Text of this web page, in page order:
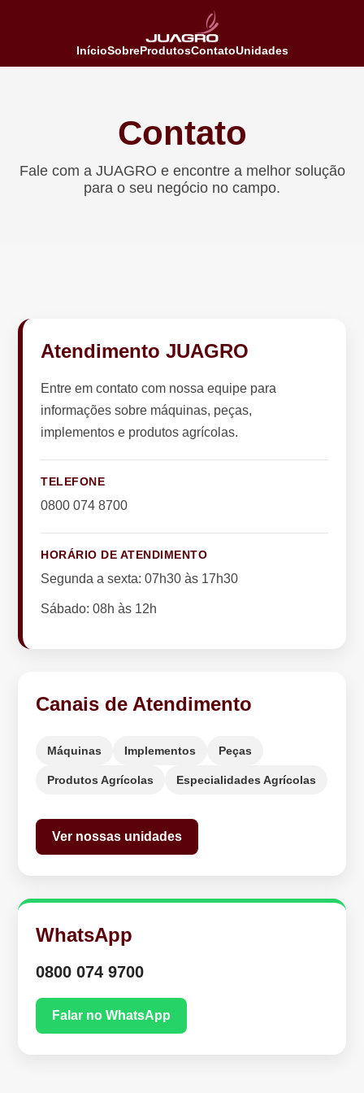
InícioSobreProdutosContatoUnidades
Contato
Fale com a JUAGRO e encontre a melhor solução
para o seu negócio no campo.
Atendimento JUAGRO
Entre em contato com nossa equipe para
informações sobre máquinas, peças,
implementos e produtos agrícolas.
TELEFONE
0800 074 8700
HORÁRIO DE ATENDIMENTO
Segunda a sexta: 07h30 às 17h30
Sábado: 08h às 12h
Canais de Atendimento
Máquinas Implementos Peças
Produtos Agrícolas Especialidades Agrícolas
Ver nossas unidades
WhatsApp
0800 074 9700
Falar no WhatsApp